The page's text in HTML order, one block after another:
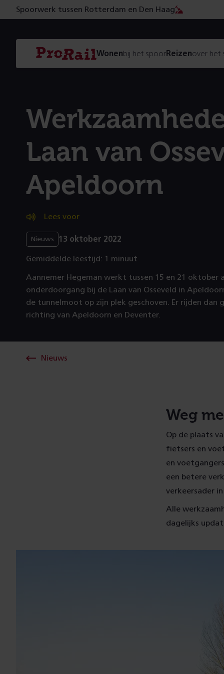
Spoorwerk tussen Rotterdam en Den Haag
Navigatie
Homepage
ProRail
Wonenbij het spoorReizenover het
Laan van
Apeldoorn
Lees voor
Nieuws 13 oktober 2022
Gemiddelde leestijd: 1 minuut
Aannemer Hegeman werkt tussen 15 en 21 oktober
onderdoorgang bij de Laan van Osseveld in
de tunnelmoot op zijn plek geschoven. Er rijden dan
richting van Apeldoorn en Deventer.
Nieuws
Weg
Op de plaats
fietsers en
en
een betere
verkeersader
Alle
dagelijks